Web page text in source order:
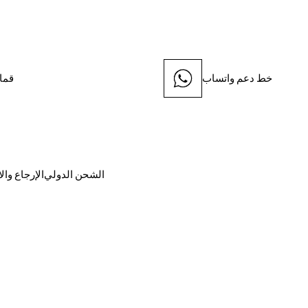
خط دعم واتساب
الإرجاعالشحن الدولي